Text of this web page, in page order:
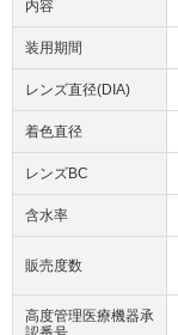
内容
装用期間
レンズ直径(DIA)
着色直径
レンズBC
含水率
販売度数
高度管理医療機器承